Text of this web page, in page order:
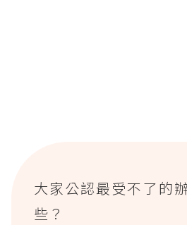
大家公認最受不了的
些？